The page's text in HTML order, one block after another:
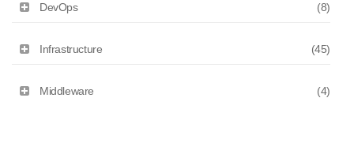
DevOps (8)
Infrastructure (45)
Middleware (4)